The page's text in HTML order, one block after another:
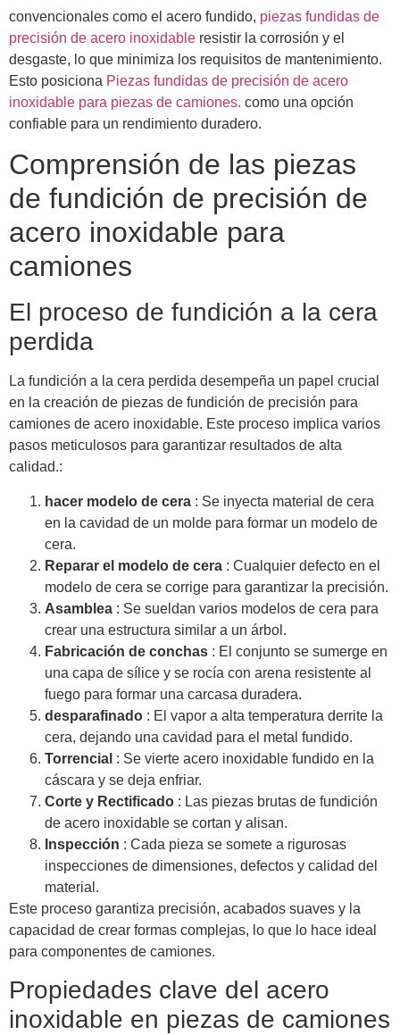
convencionales como el acero fundido, piezas fundidas de
precisión de acero inoxidable resistir la corrosión y el
desgaste, lo que minimiza los requisitos de mantenimiento.
Esto posiciona Piezas fundidas de precisión de acero
inoxidable para piezas de camiones. como una opción
confiable para un rendimiento duradero.
Comprensión de las piezas
de fundición de precisión de
acero inoxidable para
camiones
El proceso de fundición a la cera
perdida
La fundición a la cera perdida desempeña un papel crucial
en la creación de piezas de fundición de precisión para
camiones de acero inoxidable. Este proceso implica varios
pasos meticulosos para garantizar resultados de alta
calidad.:
hacer modelo de cera : Se inyecta material de cera
en la cavidad de un molde para formar un modelo de
cera.
Reparar el modelo de cera : Cualquier defecto en el
modelo de cera se corrige para garantizar la precisión.
Asamblea : Se sueldan varios modelos de cera para
crear una estructura similar a un árbol.
Fabricación de conchas : El conjunto se sumerge en
una capa de sílice y se rocía con arena resistente al
fuego para formar una carcasa duradera.
desparafinado : El vapor a alta temperatura derrite la
cera, dejando una cavidad para el metal fundido.
Torrencial : Se vierte acero inoxidable fundido en la
cáscara y se deja enfriar.
Corte y Rectificado : Las piezas brutas de fundición
de acero inoxidable se cortan y alisan.
Inspección : Cada pieza se somete a rigurosas
inspecciones de dimensiones, defectos y calidad del
material.
Este proceso garantiza precisión, acabados suaves y la
capacidad de crear formas complejas, lo que lo hace ideal
para componentes de camiones.
Propiedades clave del acero
inoxidable en piezas de camiones